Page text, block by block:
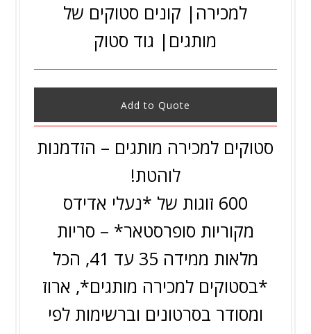
למכירה| קונים סטוקים של
מותגים| גוד סטוק
Add to Quote
סטוקים למכירה מותגים – הזדמנות
לוהטת!
600 זוגות של *נעלי אדידס
מקוריות סופרסטאר* – סריות
מלאות ממידה 35 עד 41, הכל
*בסטוקים למכירה מותגים*, ארוז
ומסודר בסרטונים וברשימות לפי